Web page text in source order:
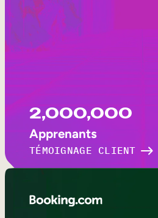
2,000,000
Apprenants
TÉMOIGNAGE CLIENT